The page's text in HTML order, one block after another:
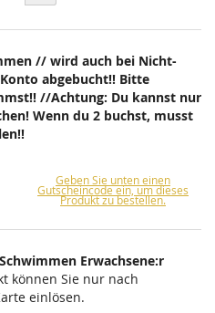
// wird auch bei Nicht-
abgebucht!! Bitte
//Achtung: Du kannst nur
Wenn du 2 buchst, musst
Geben Sie unten einen
Gutscheincode ein, um dieses
Produkt zu bestellen.
Erwachsene:r
können Sie nur nach
einlösen.